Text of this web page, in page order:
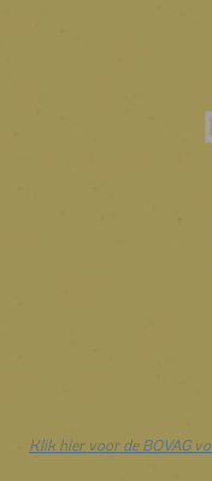
Klik hier voor de BOVAG